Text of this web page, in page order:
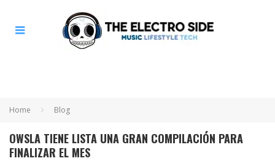
Home Blog
OWSLA TIENE LISTA UNA GRAN COMPILACIÓN PARA
FINALIZAR EL MES